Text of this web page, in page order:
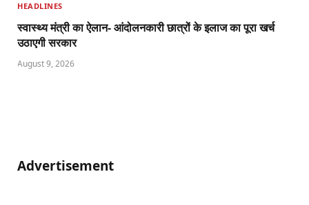
HEADLINES
स्वास्थ्य मंत्री का ऐलान- आंदोलनकारी छात्रों के इलाज का पूरा खर्च
उठाएगी सरकार
August 9, 2026
Advertisement